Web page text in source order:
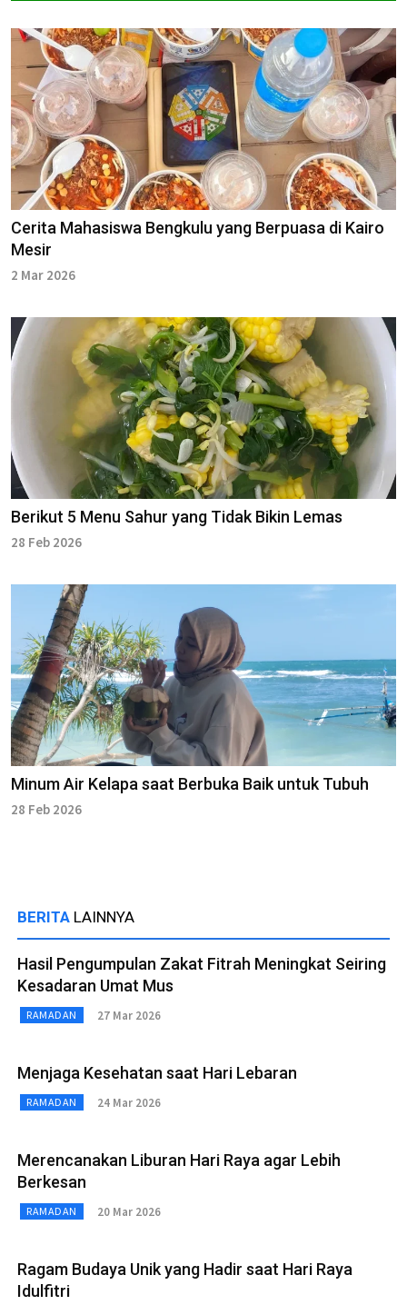
Cerita Mahasiswa Bengkulu yang Berpuasa di Kairo
Mesir
2 Mar 2026
Berikut 5 Menu Sahur yang Tidak Bikin Lemas
28 Feb 2026
Minum Air Kelapa saat Berbuka Baik untuk Tubuh
28 Feb 2026
BERITA LAINNYA
Hasil Pengumpulan Zakat Fitrah Meningkat Seiring
Kesadaran Umat Mus
RAMADAN 27 Mar 2026
Menjaga Kesehatan saat Hari Lebaran
RAMADAN 24 Mar 2026
Merencanakan Liburan Hari Raya agar Lebih
Berkesan
RAMADAN 20 Mar 2026
Ragam Budaya Unik yang Hadir saat Hari Raya
Idulfitri